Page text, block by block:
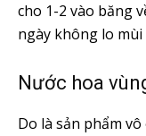
cho 1-2 vào băng
ngày không lo
Nước hoa
Do là sản phẩm